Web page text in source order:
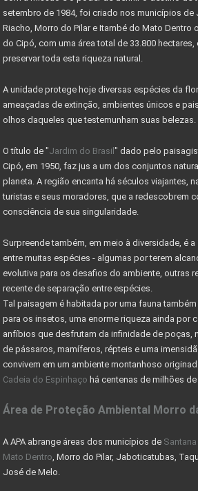
MINISTÉRIO DO TURISMO INVESTE 955
OBRAS DE MELHORIAS DO PARQUE
IMÓVEL COM EXCLUSIVIDADE - VENDA
IMÓVEI
CASAS PRÉ-FABRICADAS MAIS BARATAS
Valor máximo imóvel pago FGTS sobe
AS 10 LEIS DO INVESTIMENTO EM IMÓVEIS
MERCADO DE RESERVA LEGAL ABRE
O QUE É RESERVA LEGAL
O QUE SÃO ÁREAS DE PRESERVAÇÃO
CADASTRO AMBIENTAL RURAL (CAR) -
COMO ESCOLHER UM LOTE OU TERRENO
Nevis Sociedade de Responsabilidade
AS VANTAGENS DE UMA HOLDING
DER AUTORIZA CONSTRUÇÃO DE PONTE
setembro de 1984, foi criado nos municípios
Riacho, Morro do Pilar e Itambé do Mato Dentro
do Cipó, com uma área total de 33.800
preservar toda esta riqueza natural.
A unidade protege hoje diversas espécies da
ameaçadas de extinção, ambientes únicos e
olhos daqueles que testemunham suas belezas.
O título de "Jardim do Brasil " dado pelo
Cipó, em 1950, faz jus a um dos conjuntos
planeta. A região encanta há séculos viajantes,
turistas e seus moradores, que a redescobrem
consciência de sua singularidade.
Surpreende também, em meio à diversidade, é
entre muitas espécies - algumas por terem
evolutiva para os desafios do ambiente, outras
recente de separação entre espécies.
Tal paisagem é habitada por uma fauna
para os insetos, uma enorme riqueza ainda por
anfíbios que desfrutam da infinidade de poças,
de pássaros, mamíferos, répteis e uma
convivem em um ambiente montanhoso
Cadeia do Espinhaço há centenas de milhões
Área de Proteção Ambiental Morro
A APA abrange áreas dos municípios de
Mato Dentro, Morro do Pilar, Jaboticatubas,
José de Melo.